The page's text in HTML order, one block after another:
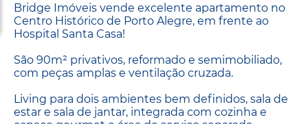
Bridge Imóveis vende excelente apartamento no
Centro Histórico de Porto Alegre, em frente ao
Hospital Santa Casa!
São 90m² privativos, reformado e semimobiliado,
com peças amplas e ventilação cruzada.
Living para dois ambientes bem definidos, sala de
estar e sala de jantar, integrada com cozinha e